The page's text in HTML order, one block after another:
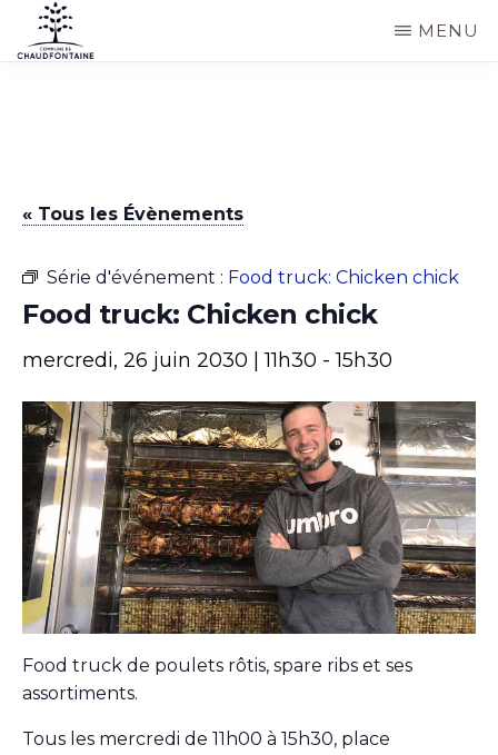
Passer
au
commune
Chaudfontaine
MENU
« Tous les Évènements
Série d'événement : Food truck: Chicken chick
Food truck: Chicken chick
mercredi, 26 juin 2030 | 11h30 -15h30
Food truck de poulets rôtis, spare ribs et ses
assortiments.
Tous les mercredi de 11h00 à 15h30, place